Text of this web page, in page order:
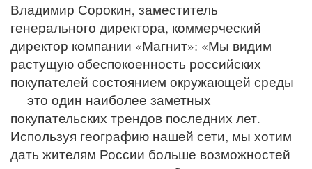
Владимир Сорокин, заместитель
генерального директора, коммерческий
директор компании «Магнит»: «Мы видим
растущую обеспокоенность российских
покупателей состоянием окружающей среды
— это один наиболее заметных
покупательских трендов последних лет.
Используя географию нашей сети, мы хотим
дать жителям России больше возможностей